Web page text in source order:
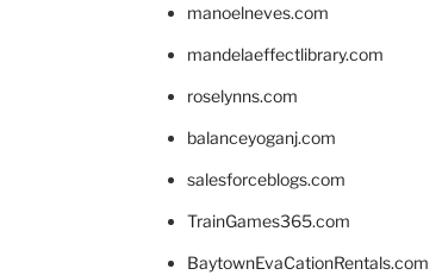
manoelneves.com
mandelaeffectlibrary.com
roselynns.com
balanceyoganj.com
salesforceblogs.com
TrainGames365.com
BaytownEvaCationRentals.com